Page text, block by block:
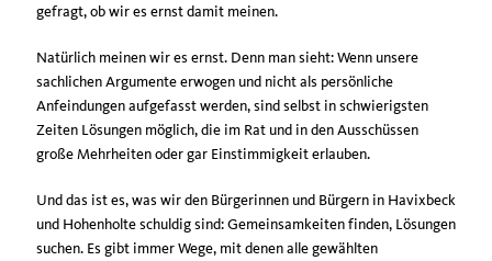
gefragt, ob wir es ernst damit meinen.
Natürlich meinen wir es ernst. Denn man sieht: Wenn unsere
sachlichen Argumente erwogen und nicht als persönliche
Anfeindungen aufgefasst werden, sind selbst in schwierigsten
Zeiten Lösungen möglich, die im Rat und in den Ausschüssen
große Mehrheiten oder gar Einstimmigkeit erlauben.
Und das ist es, was wir den Bürgerinnen und Bürgern in Havixbeck
und Hohenholte schuldig sind: Gemeinsamkeiten finden, Lösungen
suchen. Es gibt immer Wege, mit denen alle gewählten